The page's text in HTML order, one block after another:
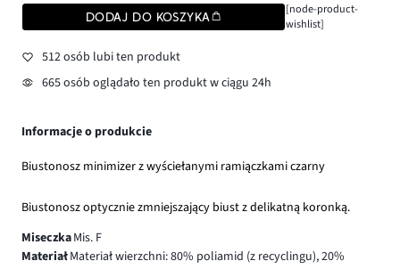
DODAJ DO KOSZYKA
[node-product-
wishlist]
512 osób lubi ten produkt
665 osób oglądało ten produkt w ciągu 24h
Informacje o produkcie
Biustonosz minimizer z wyściełanymi ramiączkami czarny
Biustonosz optycznie zmniejszający biust z delikatną koronką.
MiseczkaMis. F
MateriałMateriał wierzchni: 80% poliamid (z recyclingu), 20%